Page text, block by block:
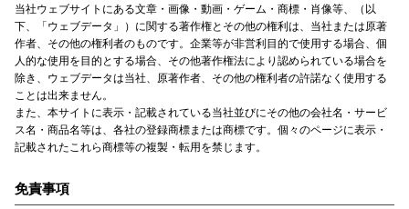
当社ウェブサイトにある文章・画像・動画・ゲーム・商標・肖像等、（以
下、「ウェブデータ」）に関する著作権とその他の権利は、当社または原著
作者、その他の権利者のものです。企業等が非営利目的で使用する場合、個
人的な使用を目的とする場合、その他著作権法により認められている場合を
除き、ウェブデータは当社、原著作者、その他の権利者の許諾なく使用する
ことは出来ません。
また、本サイトに表示・記載されている当社並びにその他の会社名・サービ
ス名・商品名等は、各社の登録商標または商標です。個々のページに表示・
記載されたこれら商標等の複製・転用を禁じます。
免責事項